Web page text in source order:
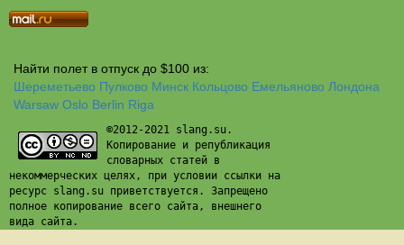
Найти полет в отпуск до $100 из:
Шереметьево Пулково Минск Кольцово Емельяново Лондона
Warsaw Oslo Berlin Riga
©2012-2021 slang.su.
Копирование и републикация
словарных статей в
некоммерческих целях, при условии ссылки на
ресурс slang.su приветствуется. Запрещено
полное копирование всего сайта, внешнего
вида сайта.